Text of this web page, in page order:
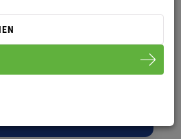
schnell Antworten
gestellten
Thema